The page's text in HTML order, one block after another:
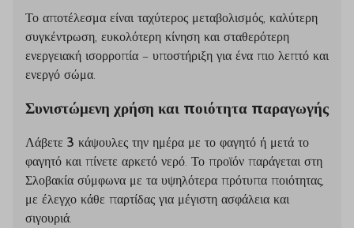
Το αποτέλεσμα είναι ταχύτερος μεταβολισμός, καλύτερη
συγκέντρωση, ευκολότερη κίνηση και σταθερότερη
ενεργειακή ισορροπία – υποστήριξη για ένα πιο λεπτό και
ενεργό σώμα.
Συνιστώμενη χρήση και ποιότητα παραγωγής
Λάβετε 3 κάψουλες την ημέρα με το φαγητό ή μετά το
φαγητό και πίνετε αρκετό νερό. Το προϊόν παράγεται στη
Σλοβακία σύμφωνα με τα υψηλότερα πρότυπα ποιότητας,
με έλεγχο κάθε παρτίδας για μέγιστη ασφάλεια και
σιγουριά.